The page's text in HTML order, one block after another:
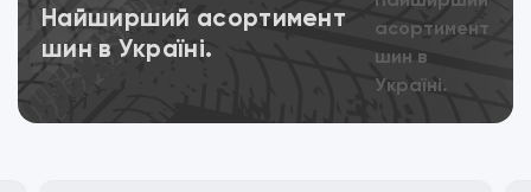
Найширший асортимент
шин в Україні.